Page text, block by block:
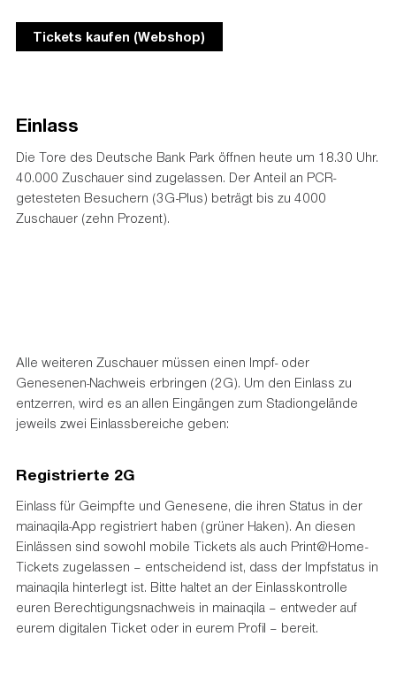
Tickets kaufen (Webshop)
Einlass
Die Tore des Deutsche Bank Park öffnen heute um 18.30 Uhr.
40.000 Zuschauer sind zugelassen. Der Anteil an PCR-
getesteten Besuchern (3G-Plus) beträgt bis zu 4000
Zuschauer (zehn Prozent).
Alle weiteren Zuschauer müssen einen Impf- oder
Genesenen-Nachweis erbringen (2G). Um den Einlass zu
entzerren, wird es an allen Eingängen zum Stadiongelände
jeweils zwei Einlassbereiche geben:
Registrierte 2G
Einlass für Geimpfte und Genesene, die ihren Status in der
mainaqila-App registriert haben (grüner Haken). An diesen
Einlässen sind sowohl mobile Tickets als auch Print@Home-
Tickets zugelassen – entscheidend ist, dass der Impfstatus in
mainaqila hinterlegt ist. Bitte haltet an der Einlasskontrolle
euren Berechtigungsnachweis in mainaqila – entweder auf
eurem digitalen Ticket oder in eurem Profil – bereit.